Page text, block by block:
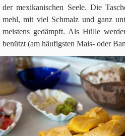
Werkzeug
Bibliothek
Schaustücke
Potpourri
Rezepte
Über uns
Suchen nach:
der mexi­ka­ni­schen Seele. Die
mehl, mit viel Schmalz und ganz
mei­stens gedämpft. Als Hülle
benützt (am häu­fig­sten Mais- oder